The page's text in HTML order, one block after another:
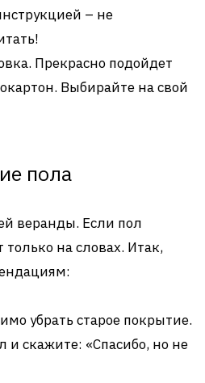
– не
Прекрасно подойдет
Выбирайте на свой
пола
веранды. Если пол
на словах. Итак,
убрать старое покрытие.
и скажите: «Спасибо, но не